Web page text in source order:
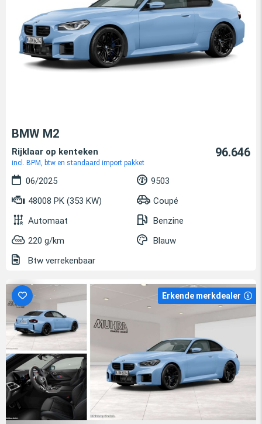
BMW M2
Rijklaar op kenteken
incl. BPM, btw en standaard import pakket
96.646
06/2025
9503
48008 PK (353 KW)
Coupé
Automaat
Benzine
220 g/km
Blauw
Btw verrekenbaar
Erkende merkdealer